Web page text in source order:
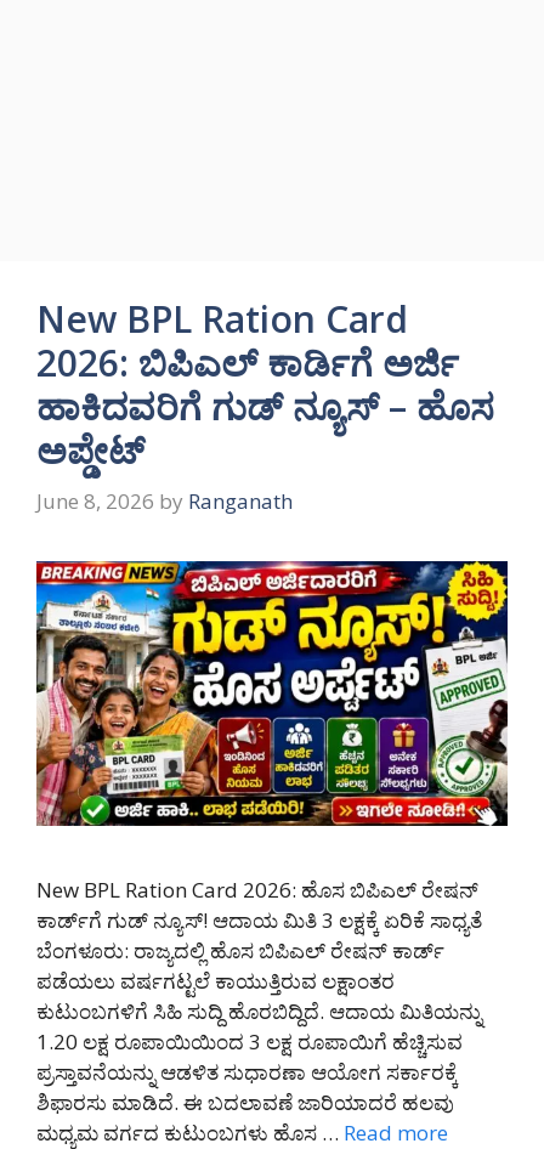
New BPL Ration Card
2026: ಬಿಪಿಎಲ್ ಕಾರ್ಡಿಗೆ ಅರ್ಜಿ
ಹಾಕಿದವರಿಗೆ ಗುಡ್ ನ್ಯೂಸ್ – ಹೊಸ
ಅಪ್ಡೇಟ್
June 8, 2026 by Ranganath
New BPL Ration Card 2026: ಹೊಸ ಬಿಪಿಎಲ್ ರೇಷನ್
ಕಾರ್ಡ್‌ಗೆ ಗುಡ್ ನ್ಯೂಸ್! ಆದಾಯ ಮಿತಿ 3 ಲಕ್ಷಕ್ಕೆ ಏರಿಕೆ ಸಾಧ್ಯತೆ
ಬೆಂಗಳೂರು: ರಾಜ್ಯದಲ್ಲಿ ಹೊಸ ಬಿಪಿಎಲ್ ರೇಷನ್ ಕಾರ್ಡ್
ಪಡೆಯಲು ವರ್ಷಗಟ್ಟಲೆ ಕಾಯುತ್ತಿರುವ ಲಕ್ಷಾಂತರ
ಕುಟುಂಬಗಳಿಗೆ ಸಿಹಿ ಸುದ್ದಿ ಹೊರಬಿದ್ದಿದೆ. ಆದಾಯ ಮಿತಿಯನ್ನು
1.20 ಲಕ್ಷ ರೂಪಾಯಿಯಿಂದ 3 ಲಕ್ಷ ರೂಪಾಯಿಗೆ ಹೆಚ್ಚಿಸುವ
ಪ್ರಸ್ತಾವನೆಯನ್ನು ಆಡಳಿತ ಸುಧಾರಣಾ ಆಯೋಗ ಸರ್ಕಾರಕ್ಕೆ
ಶಿಫಾರಸು ಮಾಡಿದೆ. ಈ ಬದಲಾವಣೆ ಜಾರಿಯಾದರೆ ಹಲವು
ಮಧ್ಯಮ ವರ್ಗದ ಕುಟುಂಬಗಳು ಹೊಸ … Read more